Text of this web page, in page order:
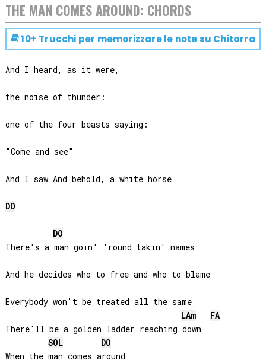
THE MAN COMES AROUND: CHORDS
10+ Trucchi per memorizzare le note su Chitarra
And I heard, as it were,
the noise of thunder:
one of the four beasts saying:
"Come and see"
And I saw And behold, a white horse
DO
DO
There's a man goin' 'round takin' names
And he decides who to free and who to blame
Everybody won't be treated all the same
LAm
FA
There'll be a golden ladder reaching down
SOL
DO
When the man comes around